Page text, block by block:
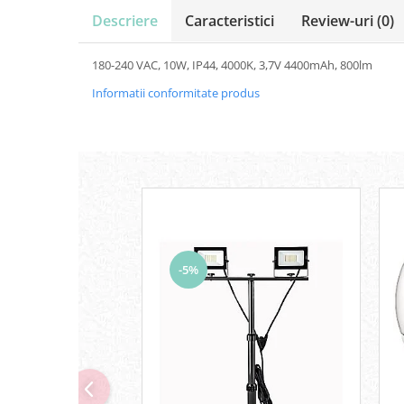
Iluminat festiv
Fotosenzori si Senzori de miscare
Sina Magnetica Slim LIMBO
Iluminat decorativ de Craciun
Descriere Caracteristici Review-uri(0)
180-240 VAC, 10W, IP44, 4000K, 3,7V 4400mAh, 800lm
Informatii conformitate produs
-5%